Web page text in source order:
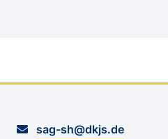
sag-sh@dkjs.de